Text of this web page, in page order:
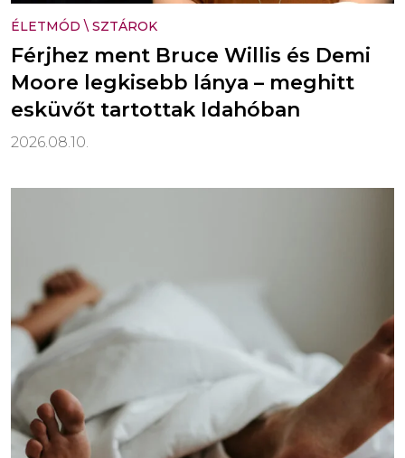
ÉLETMÓD \ SZTÁROK
Férjhez ment Bruce Willis és Demi
Moore legkisebb lánya – meghitt
esküvőt tartottak Idahóban
2026.08.10.